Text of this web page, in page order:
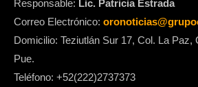
Responsable: Lic. Patricia Estrada
Correo Electrónico:
Domicilio: Teziutlán Sur 17, Col. La Paz,
Pue.
Teléfono: +52(222)2737373